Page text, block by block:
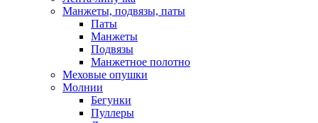
Манжеты, подвязы, паты
Паты
Манжеты
Подвязы
Манжетное полотно
Меховые опушки
Молнии
Бегунки
Пуллеры